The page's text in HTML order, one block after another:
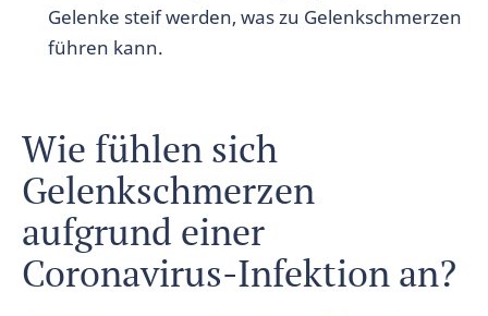
Gelenke steif werden, was zu Gelenkschmerzen
führen kann.
Wie fühlen sich
Gelenkschmerzen
aufgrund einer
Coronavirus-Infektion an?